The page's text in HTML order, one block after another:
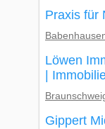
Praxis für
Löwen
|
Gippert